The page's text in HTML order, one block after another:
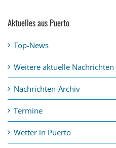
Aktuelles aus Puerto
Top-News
Weitere aktuelle Nachrichten
Nachrichten-Archiv
Termine
Wetter in Puerto